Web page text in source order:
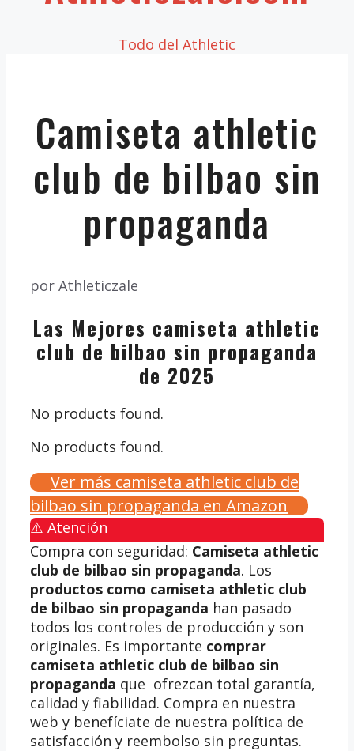
Todo del Athletic
Camiseta athletic
club de bilbao sin
propaganda
por Athleticzale
Las Mejores camiseta athletic
club de bilbao sin propaganda
de 2025
No products found.
No products found.
Ver más camiseta athletic club de
bilbao sin propaganda en Amazon
⚠️ Atención
Compra con seguridad: Camiseta athletic
club de bilbao sin propaganda. Los
productos como camiseta athletic club
de bilbao sin propaganda han pasado
todos los controles de producción y son
originales. Es importante comprar
camiseta athletic club de bilbao sin
propaganda que ofrezcan total garantía,
calidad y fiabilidad. Compra en nuestra
web y benefíciate de nuestra política de
satisfacción y reembolso sin preguntas.